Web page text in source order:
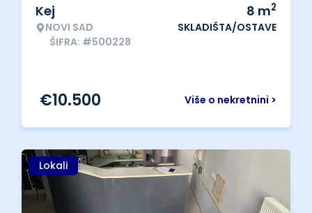
Kej
NOVI SAD
ŠIFRA: #500228
8 m2
SKLADIŠTA/OSTAVE
Više o nekretnini >
€10.500
Lokali